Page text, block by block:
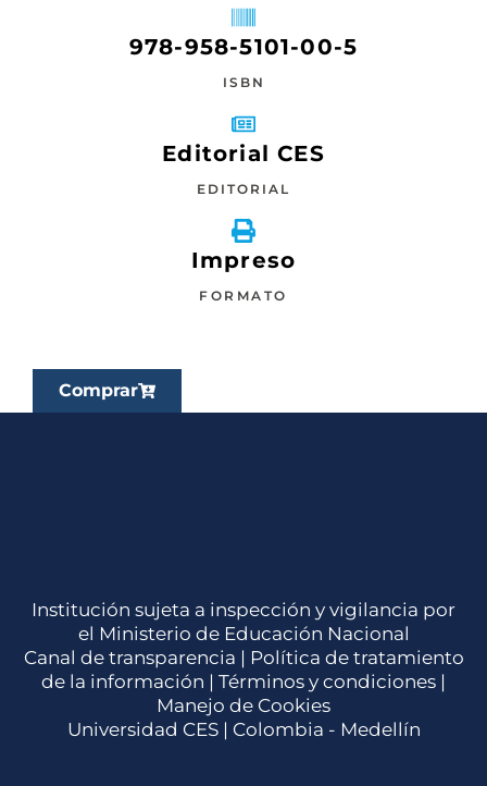
978-958-5101-00-5
ISBN
Editorial CES
EDITORIAL
Impreso
FORMATO
Comprar
Institución sujeta a inspección y vigilancia por
el Ministerio de Educación Nacional
Canal de transparencia | Política de tratamiento
de la información | Términos y condiciones |
Manejo de Cookies
Universidad CES | Colombia - Medellín